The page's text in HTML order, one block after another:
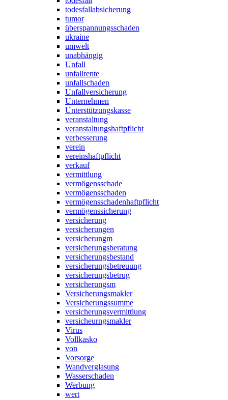
todesfallabsicherung
tumor
überspannungsschaden
ukraine
umwelt
unabhängig
Unfall
unfallrente
unfallschaden
Unfallversicherung
Unternehmen
Unterstützungskasse
veranstaltung
veranstaltungshaftpflicht
verbesserung
verein
vereinshaftpflicht
verkauf
vermittlung
vermögensschade
vermögensschaden
vermögensschadenhaftpflicht
vermögenssicherung
versicherung
versicherungen
versicherungm
versicherungsberatung
versicherungsbestand
versicherungsbetreuung
versicherungsbetrug
versicherungsm
Versicherungsmakler
Versicherungssumme
versicherungsvermittlung
versicheurngsmakler
Virus
Vollkasko
von
Vorsorge
Wandverglasung
Wasserschaden
Werbung
wert